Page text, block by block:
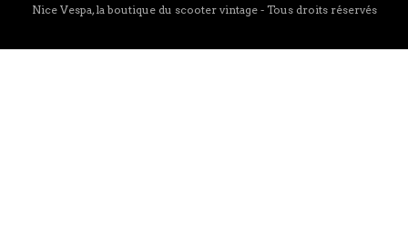
Nice Vespa, la boutique du scooter vintage - Tous droits réservés